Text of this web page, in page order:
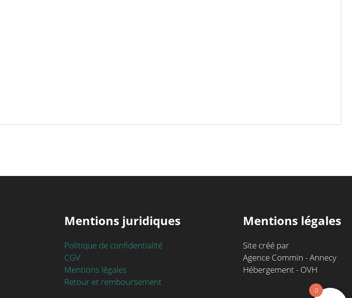
Mentions juridiques
Politique de confidentialité
CGV
Mentions légales
Retour et remboursement
Mentions légales
Site créé par
Agence Commin - Annecy
Hébergement - OVH
0